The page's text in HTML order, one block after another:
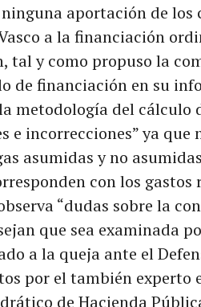
aportación de los
a la financiación
tal y como propuso la
de financiación en su
metodología del cálculo
e incorrecciones” ya que
asumidas y no
con los gastos
“dudas sobre la
que sea examinada
a la queja ante el
por el también experto
de Hacienda